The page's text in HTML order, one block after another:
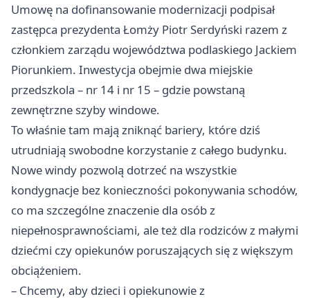
Umowę na dofinansowanie modernizacji podpisał
zastępca prezydenta Łomży Piotr Serdyński razem z
członkiem zarządu województwa podlaskiego Jackiem
Piorunkiem. Inwestycja obejmie dwa miejskie
przedszkola – nr 14 i nr 15 – gdzie powstaną
zewnętrzne szyby windowe.
To właśnie tam mają zniknąć bariery, które dziś
utrudniają swobodne korzystanie z całego budynku.
Nowe windy pozwolą dotrzeć na wszystkie
kondygnacje bez konieczności pokonywania schodów,
co ma szczególne znaczenie dla osób z
niepełnosprawnościami, ale też dla rodziców z małymi
dziećmi czy opiekunów poruszających się z większym
obciążeniem.
– Chcemy, aby dzieci i opiekunowie z